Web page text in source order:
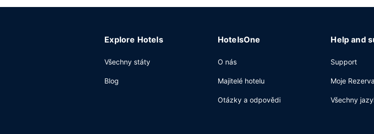
Explore Hotels
Všechny státy
Blog
HotelsOne
O nás
Majitelé hotelu
Otázky a odpovědi
Help and
Support
Moje
Všechny